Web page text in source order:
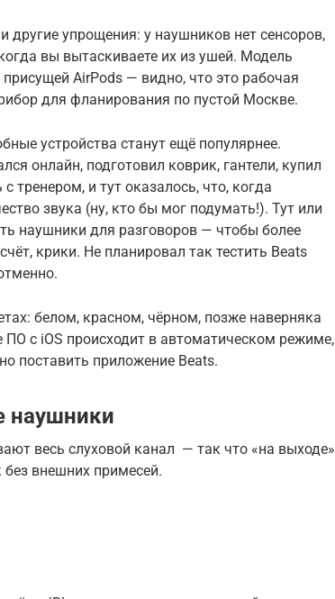
другие упрощения: у наушников нет сенсоров,
вы вытаскиваете их из ушей. Модель
AirPods — видно, что это рабочая
для фланирования по пустой Москве.
устройства станут ещё популярнее.
онлайн, подготовил коврик, гантели, купил
тренером, и тут оказалось, что, когда
звука (ну, кто бы мог подумать!). Тут или
наушники для разговоров — чтобы более
крики. Не планировал так тестить Beats
белом, красном, чёрном, позже наверняка
ПО с iOS происходит в автоматическом режиме,
поставить приложение Beats.
наушники
весь слуховой канал — так что «на выходе»
внешних примесей.